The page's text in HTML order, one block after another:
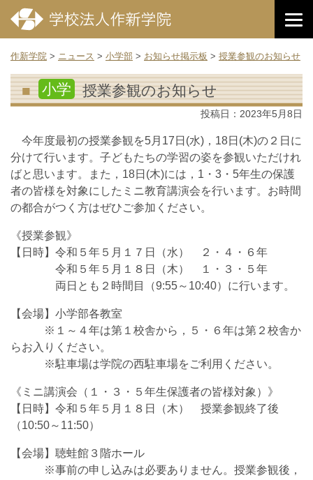
作新学院 > ニュース > 小学部 > お知らせ掲示板 > 授業参観のお知らせ
小学 授業参観のお知らせ
投稿日： 2023年5月8日
今年度最初の授業参観を5月17日(水)，18日(木)の２日に
分けて行います。子どもたちの学習の姿を参観いただけれ
ばと思います。また，18日(木)には，1・3・5年生の保護
者の皆様を対象にしたミニ教育講演会を行います。お時間
の都合がつく方はぜひご参加ください。
《授業参観》
【日時】令和５年５月１７日（水） ２・４・６年
令和５年５月１８日（木） １・３・５年
両日とも２時間目（9:55～10:40）に行います。
【会場】小学部各教室
※１～４年は第１校舎から，５・６年は第２校舎か
らお入りください。
※駐車場は学院の西駐車場をご利用ください。
《ミニ講演会（１・３・５年生保護者の皆様対象）》
【日時】令和５年５月１８日（木） 授業参観終了後
（10:50～11:50）
【会場】聴蛙館３階ホール
※事前の申し込みは必要ありません。授業参観後，